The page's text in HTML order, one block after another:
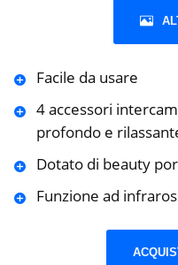
Facile da usare
4 accessori
profondo e
Dotato di beauty
Funzione ad